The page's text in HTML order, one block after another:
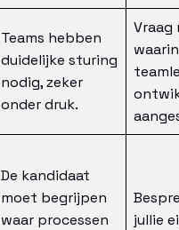
Teams hebben
duidelijke sturing
nodig, zeker
onder druk.
Vraag
De kandidaat
moet begrijpen
waar processen
jullie